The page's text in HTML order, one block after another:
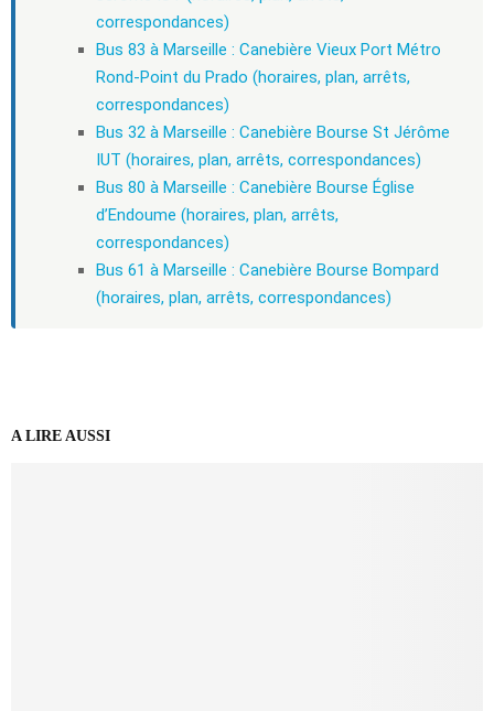
correspondances)
Bus 83 à Marseille : Canebière Vieux Port Métro
Rond-Point du Prado (horaires, plan, arrêts,
correspondances)
Bus 32 à Marseille : Canebière Bourse St Jérôme
IUT (horaires, plan, arrêts, correspondances)
Bus 80 à Marseille : Canebière Bourse Église
d’Endoume (horaires, plan, arrêts,
correspondances)
Bus 61 à Marseille : Canebière Bourse Bompard
(horaires, plan, arrêts, correspondances)
A LIRE AUSSI